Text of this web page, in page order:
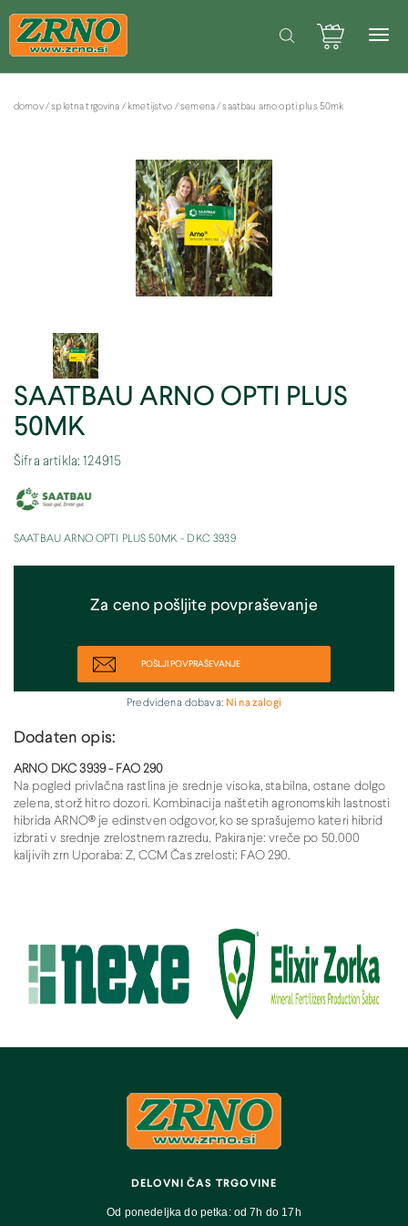
POTREBUJETE POMOČ PRI SPLETNEM NAKUPU? Pišite na: info@zrno.si
domov /spletna trgovina / kmetijstvo /semena/saatbau arno opti plus 50mk
SAATBAU ARNO OPTI PLUS
50MK
Šifra artikla: 124915
SAATBAU ARNO OPTI PLUS 50MK - DKC 3939
Za ceno pošljite povpraševanje
POŠLJI POVPRAŠEVANJE
Predvidena dobava: Ni na zalogi
Dodaten opis:
ARNO DKC 3939 - FAO 290
Na pogled privlačna rastlina je srednje visoka, stabilna, ostane dolgo
zelena, storž hitro dozori. Kombinacija naštetih agronomskih lastnosti
hibrida ARNO® je edinstven odgovor, ko se sprašujemo kateri hibrid
izbrati v srednje zrelostnem razredu. Pakiranje: vreče po 50.000
kaljivih zrn Uporaba: Z, CCM Čas zrelosti: FAO 290.
DELOVNI ČAS TRGOVINE
Od ponedeljka do petka: od 7h do 17h